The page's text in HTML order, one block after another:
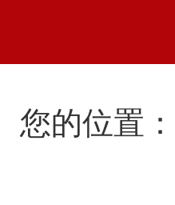
您的位置：